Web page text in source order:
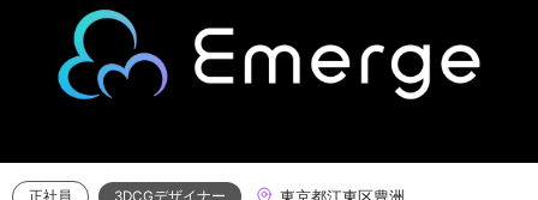
正社員 3DCGデザイナー